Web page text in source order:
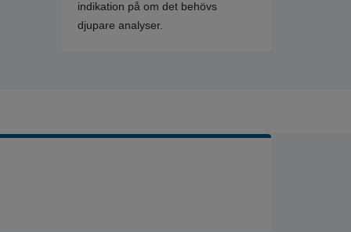
indikation på om det behövs
djupare analyser.